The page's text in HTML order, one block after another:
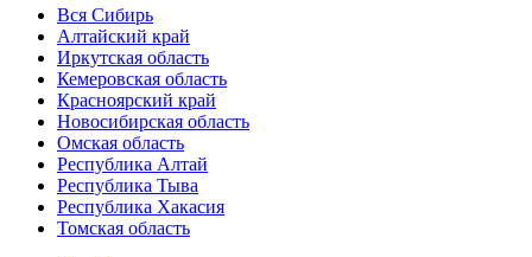
Вся Сибирь
Алтайский край
Иркутская область
Кемеровская область
Красноярский край
Новосибирская область
Омская область
Республика Алтай
Республика Тыва
Республика Хакасия
Томская область